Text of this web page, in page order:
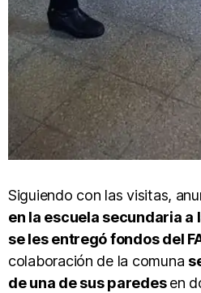
Siguiendo con las visitas,
en la escuela secundaria
se les entregó fondos del
colaboración de la comuna
de una de sus paredesen